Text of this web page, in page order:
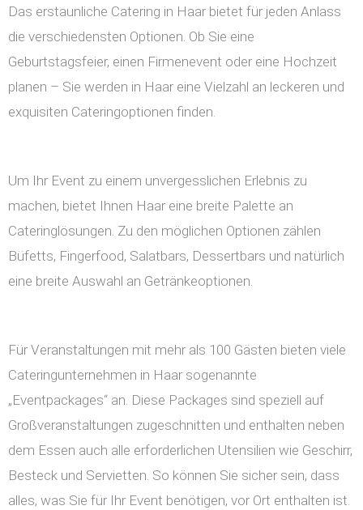
Das erstaunliche Catering in Haar bietet für jeden Anlass
die verschiedensten Optionen. Ob Sie eine
Geburtstagsfeier, einen Firmenevent oder eine Hochzeit
planen – Sie werden in Haar eine Vielzahl an leckeren und
exquisiten Cateringoptionen finden.
Um Ihr Event zu einem unvergesslichen Erlebnis zu
machen, bietet Ihnen Haar eine breite Palette an
Cateringlösungen. Zu den möglichen Optionen zählen
Büfetts, Fingerfood, Salatbars, Dessertbars und natürlich
eine breite Auswahl an Getränkeoptionen.
Für Veranstaltungen mit mehr als 100 Gästen bieten viele
Cateringunternehmen in Haar sogenannte
„Eventpackages“ an. Diese Packages sind speziell auf
Großveranstaltungen zugeschnitten und enthalten neben
dem Essen auch alle erforderlichen Utensilien wie Geschirr,
Besteck und Servietten. So können Sie sicher sein, dass
alles, was Sie für Ihr Event benötigen, vor Ort enthalten ist.